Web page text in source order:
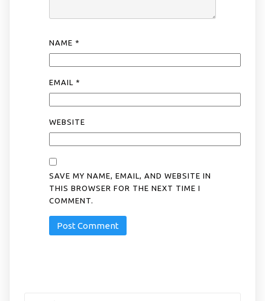
NAME *
EMAIL *
WEBSITE
SAVE MY NAME, EMAIL, AND WEBSITE IN
THIS BROWSER FOR THE NEXT TIME I
COMMENT.